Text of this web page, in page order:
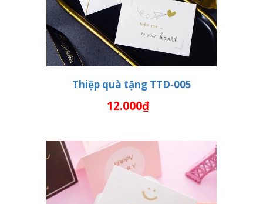
THÊM VÀO GIỎ HÀNG
Thiệp quà tặng TTD-005
12.000₫